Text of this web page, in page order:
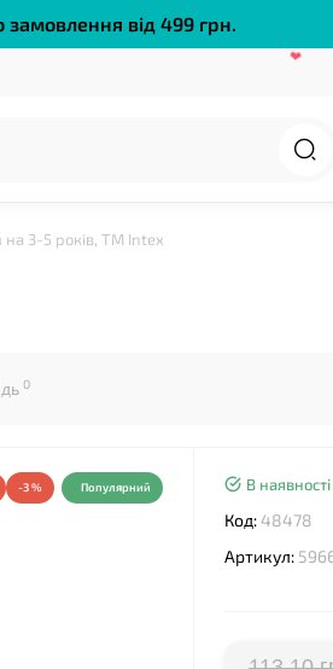
від 499 грн.
3-5 років, ТМ Intex
0
-3 % Популярний В наявності
Код:48478
Артикул:
❤